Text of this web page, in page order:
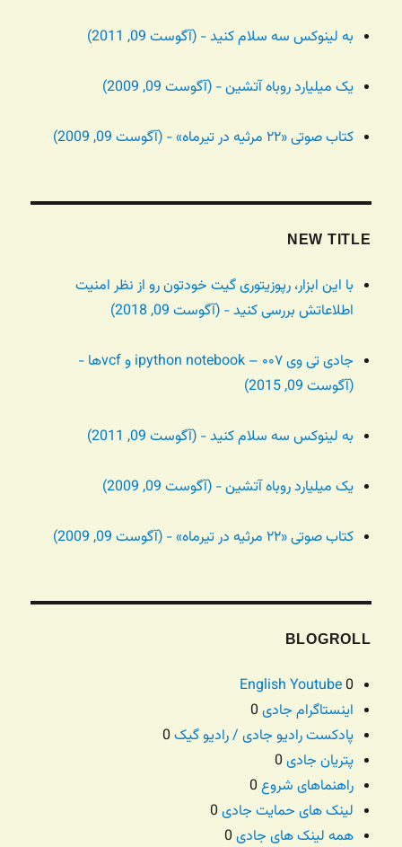
به لینوکس سه سلام کنید - (آگوست 09, 2011)
یک میلیارد روباه آتشین - (آگوست 09, 2009)
کتاب صوتی «۲۲ مرثیه در تیرماه» - (آگوست 09, 2009)
NEW TITLE
با این ابزار، رپوزیتوری گیت خودتون رو از نظر امنیت
اطلاعاتش بررسی کنید - (آگوست 09, 2018)
جادی تی وی ۰۰۷ – ipython notebook و vcfها -
(آگوست 09, 2015)
به لینوکس سه سلام کنید - (آگوست 09, 2011)
یک میلیارد روباه آتشین - (آگوست 09, 2009)
کتاب صوتی «۲۲ مرثیه در تیرماه» - (آگوست 09, 2009)
BLOGROLL
English Youtube0
اینستاگرام جادی
پادکست رادیو جادی / رادیو گیک
پتریان جادی
راهنماهای شروع
لینک های حمایت جادی
همه لینک های جادی